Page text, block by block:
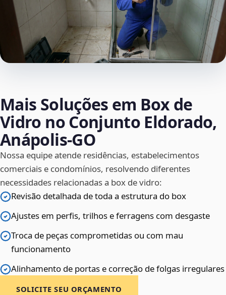
Mais Soluções em Box de
Vidro no Conjunto Eldorado,
Anápolis‑GO
Nossa equipe atende residências, estabelecimentos
comerciais e condomínios, resolvendo diferentes
necessidades relacionadas a box de vidro:
Revisão detalhada de toda a estrutura do box
Ajustes em perfis, trilhos e ferragens com desgaste
Troca de peças comprometidas ou com mau
funcionamento
Alinhamento de portas e correção de folgas irregulares
SOLICITE SEU ORÇAMENTO